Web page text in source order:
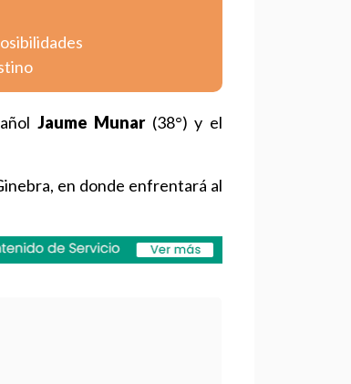
Jaume Munar(38°) y el
en donde enfrentará al